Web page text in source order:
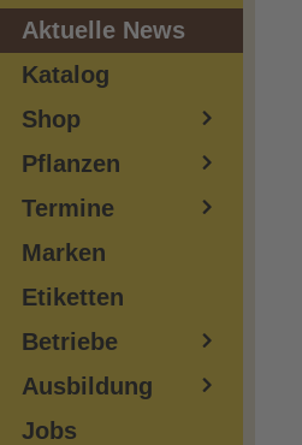
Aktuelle News
Katalog
Shop
Pflanzen
Termine
Marken
Etiketten
Betriebe
Ausbildung
Jobs